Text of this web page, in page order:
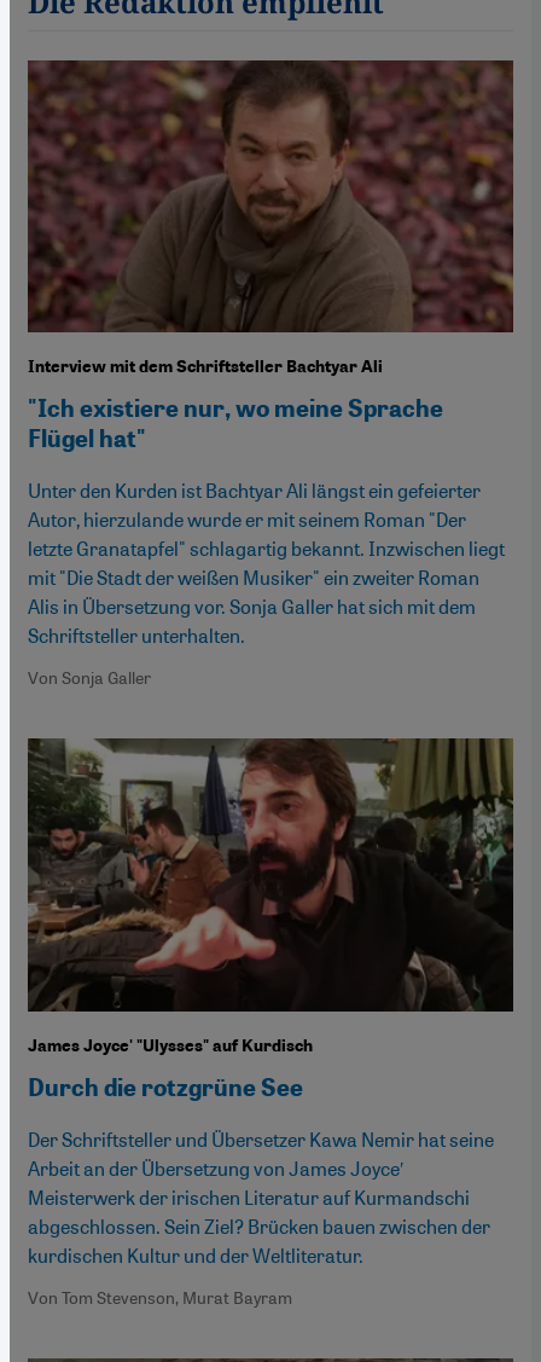
Interview mit dem Schriftsteller Bachtyar Ali
"Ich existiere nur, wo meine Sprache
Flügel hat"
Unter den Kurden ist Bachtyar Ali längst ein gefeierter
Autor, hierzulande wurde er mit seinem Roman "Der
letzte Granatapfel" schlagartig bekannt. Inzwischen liegt
mit "Die Stadt der weißen Musiker" ein zweiter Roman
Alis in Übersetzung vor. Sonja Galler hat sich mit dem
Schriftsteller unterhalten.
Von Sonja Galler
James Joyce' "Ulysses" auf Kurdisch
Durch die rotzgrüne See
Der Schriftsteller und Übersetzer Kawa Nemir hat seine
Arbeit an der Übersetzung von James Joyce′
Meisterwerk der irischen Literatur auf Kurmandschi
abgeschlossen. Sein Ziel? Brücken bauen zwischen der
kurdischen Kultur und der Weltliteratur.
Von Tom Stevenson, Murat Bayram